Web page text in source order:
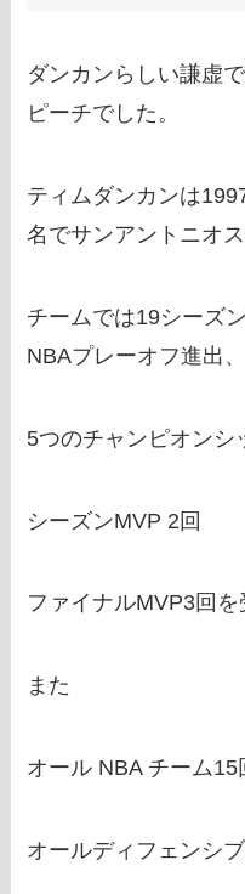
ダンカンらしい謙虚
ピーチでした。
ティムダンカンは
名でサンアントニオ
チームでは19シーズ
NBAプレーオフ進出、
5つのチャンピオンシ
シーズンMVP 2回
ファイナルMVP3回を
また
オール NBA チーム15
オールディフェンシ